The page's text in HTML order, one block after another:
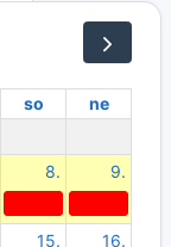
so ne
8. 9.
15. 16.